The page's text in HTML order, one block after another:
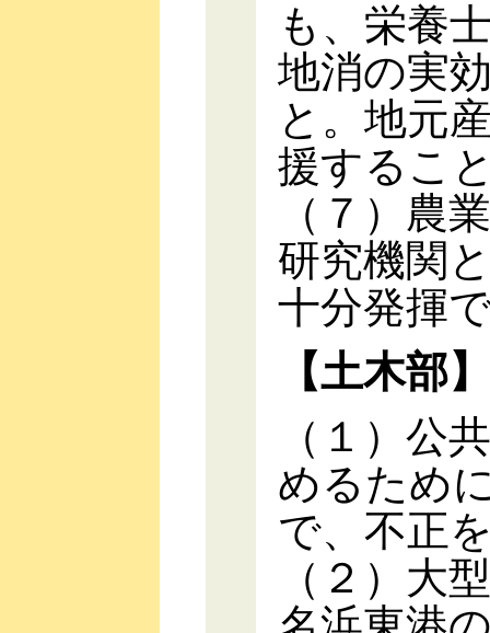
も、栄養
地消の実
と。地元
援するこ
（７）農
研究機関
十分発揮
【土木部】
（１）公
めるため
で、不正
（２）大